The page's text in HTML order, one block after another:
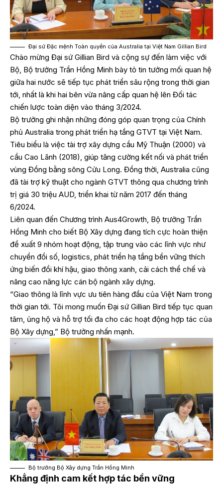
Đại sứ Đặc mệnh Toàn quyền của Australia tại Việt Nam Gillian Bird
Chào mừng Đại sứ Gillian Bird và cộng sự đến làm việc với
Bộ, Bộ trưởng Trần Hồng Minh bày tỏ tin tưởng mối quan hệ
giữa hai nước sẽ tiếp tục phát triển sâu rộng trong thời gian
tới, nhất là khi hai bên vừa nâng cấp quan hệ lên Đối tác
chiến lược toàn diện vào tháng 3/2024.
Bộ trưởng ghi nhận những đóng góp quan trọng của Chính
phủ Australia trong phát triển hạ tầng GTVT tại Việt Nam.
Tiêu biểu là việc tài trợ xây dựng cầu Mỹ Thuận (2000) và
cầu Cao Lãnh (2018), giúp tăng cường kết nối và phát triển
vùng Đồng bằng sông Cửu Long. Đồng thời, Australia cũng
đã tài trợ kỹ thuật cho ngành GTVT thông qua chương trình
trị giá 30 triệu AUD, triển khai từ năm 2017 đến tháng
6/2024.
Liên quan đến Chương trình Aus4Growth, Bộ trưởng Trần
Hồng Minh cho biết Bộ Xây dựng đang tích cực hoàn thiện
đề xuất 9 nhóm hoạt động, tập trung vào các lĩnh vực như
chuyển đổi số, logistics, phát triển hạ tầng bền vững thích
ứng biến đổi khí hậu, giao thông xanh, cải cách thể chế và
nâng cao năng lực cán bộ ngành xây dựng.
“Giao thông là lĩnh vực ưu tiên hàng đầu của Việt Nam trong
thời gian tới. Tôi mong muốn Đại sứ Gillian Bird tiếp tục quan
tâm, ủng hộ và hỗ trợ tối đa cho các hoạt động hợp tác của
Bộ Xây dựng,” Bộ trưởng nhấn mạnh.
Bộ trưởng Bộ Xây dựng Trần Hồng Minh
Khẳng định cam kết hợp tác bền vững